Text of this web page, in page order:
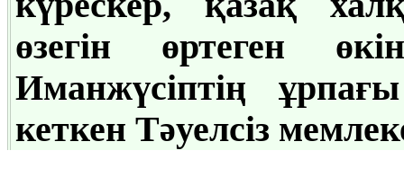
өзегін өртеген
Иманжүсіптің
кеткен Тәуелсіз